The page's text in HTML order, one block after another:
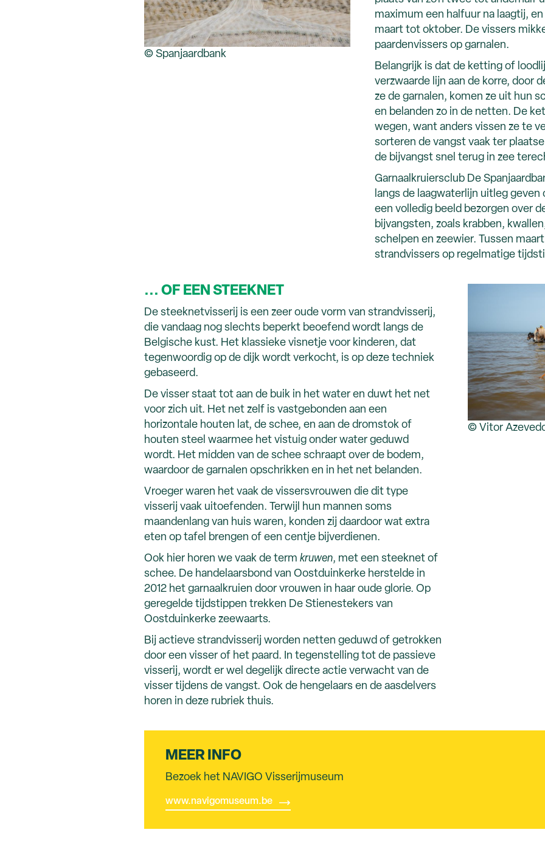
maximum een halfuur na laagtij,
maart tot oktober. De vissers
paardenvissers op garnalen.
Belangrijk is dat de ketting of
verzwaarde lijn aan de korre, door
ze de garnalen, komen ze uit hun
en belanden zo in de netten. De
wegen, want anders vissen ze te
sorteren de vangst vaak ter
de bijvangst snel terug in zee
Garnaalkruiersclub De
langs de laagwaterlijn uitleg geven
een volledig beeld bezorgen over
bijvangsten, zoals krabben,
schelpen en zeewier. Tussen
strandvissers op regelmatige
© Spanjaardbank
... OF EEN STEEKNET
De steeknetvisserij is een zeer oude vorm van strandvisserij,
die vandaag nog slechts beperkt beoefend wordt langs de
Belgische kust. Het klassieke visnetje voor kinderen, dat
tegenwoordig op de dijk wordt verkocht, is op deze techniek
gebaseerd.
De visser staat tot aan de buik in het water en duwt het net
voor zich uit. Het net zelf is vastgebonden aan een
horizontale houten lat, de schee, en aan de dromstok of
houten steel waarmee het vistuig onder water geduwd
wordt. Het midden van de schee schraapt over de bodem,
waardoor de garnalen opschrikken en in het net belanden.
Vroeger waren het vaak de vissersvrouwen die dit type
visserij vaak uitoefenden. Terwijl hun mannen soms
maandenlang van huis waren, konden zij daardoor wat extra
eten op tafel brengen of een centje bijverdienen.
Ook hier horen we vaak de term kruwen, met een steeknet of
schee. De handelaarsbond van Oostduinkerke herstelde in
2012 het garnaalkruien door vrouwen in haar oude glorie. Op
geregelde tijdstippen trekken De Stienestekers van
Oostduinkerke zeewaarts.
Bij actieve strandvisserij worden netten geduwd of getrokken
door een visser of het paard. In tegenstelling tot de passieve
visserij, wordt er wel degelijk directe actie verwacht van de
visser tijdens de vangst. Ook de hengelaars en de aasdelvers
horen in deze rubriek thuis.
© Vitor
MEER INFO
Bezoek het NAVIGO Visserijmuseum
www.navigomuseum.be